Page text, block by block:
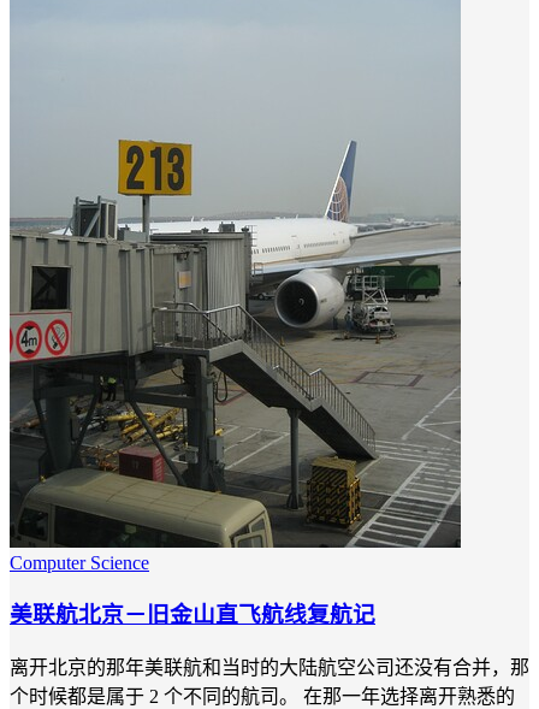
Computer Science
美联航北京－旧金山直飞航线复航记
离开北京的那年美联航和当时的大陆航空公司还没有合并，那
个时候都是属于 2 个不同的航司。 在那一年选择离开熟悉的